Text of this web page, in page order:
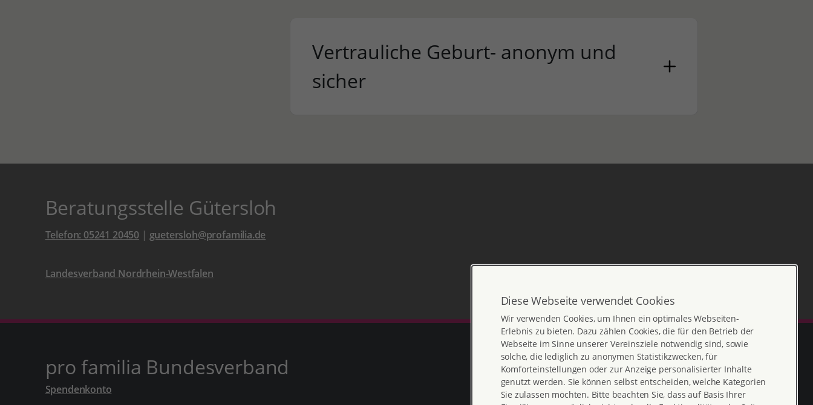
Vertrauliche Geburt- anonym und
sicher
Beratungsstelle Gütersloh
Telefon: 05241 20450 | guetersloh@profamilia.de
Landesverband Nordrhein-Westfalen
pro familia Bundesverband
Spendenkonto
Diese Webseite verwendet Cookies
Wir verwenden Cookies, um Ihnen ein optimales Webseiten-
Erlebnis zu bieten. Dazu zählen Cookies, die für den Betrieb der
Webseite im Sinne unserer Vereinsziele notwendig sind, sowie
solche, die lediglich zu anonymen Statistikzwecken, für
Komforteinstellungen oder zur Anzeige personalisierter Inhalte
genutzt werden. Sie können selbst entscheiden, welche Kategorien
Sie zulassen möchten. Bitte beachten Sie, dass auf Basis Ihrer